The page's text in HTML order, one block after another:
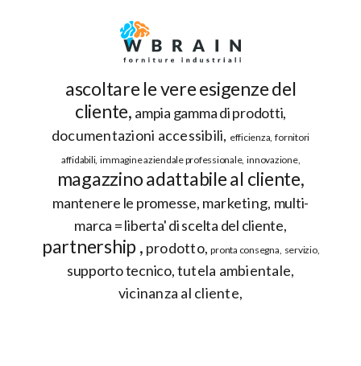
ascoltare le vere esigenze del
cliente ampia gamma di prodotti
documentazioni accessibili
efficienza fornitori
affidabili immagine aziendale professionale innovazione
magazzino adattabile al cliente
mantenere le promesse marketing multi-
marca = liberta' di scelta del cliente
partnership prodotto pronta consegna servizio
supporto tecnico tutela ambientale
vicinanza al cliente